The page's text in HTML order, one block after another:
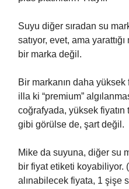
Suyu diğer sıradan su
satıyor, evet, ama
bir marka değil.
Bir markanın daha
illa ki “premium”
coğrafyada, yüksek fiyatın
gibi görülse de, şart değil.
Mike da suyuna, diğer su
bir fiyat etiketi koyabiliyor.
alınabilecek fiyata, 1 şişe